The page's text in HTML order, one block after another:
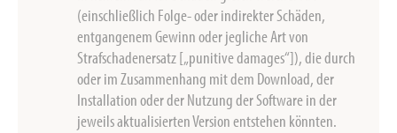
(einschließlich Folge- oder indirekter Schäden,
entgangenem Gewinn oder jegliche Art von
Strafschadenersatz [„punitive damages“]), die durch
oder im Zusammenhang mit dem Download, der
Installation oder der Nutzung der Software in der
jeweils aktualisierten Version entstehen könnten.